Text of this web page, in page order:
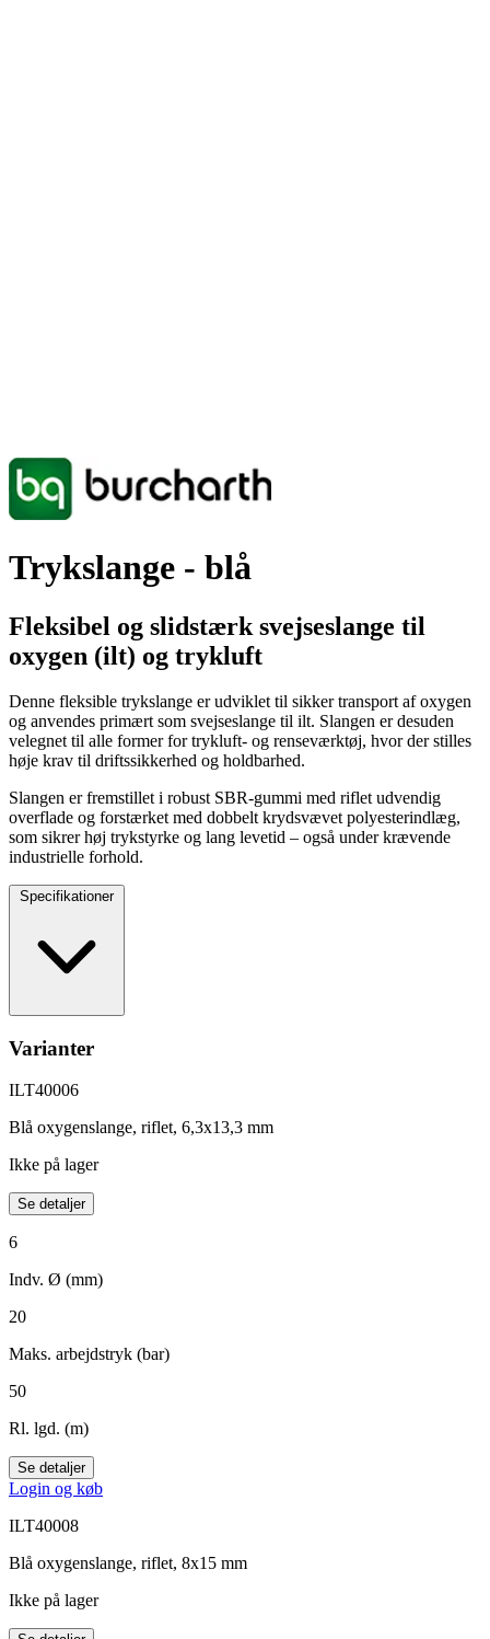
Trykslange - blå
Fleksibel og slidstærk svejseslange til
oxygen (ilt) og trykluft
Denne fleksible trykslange er udviklet til sikker transport af oxygen
og anvendes primært som svejseslange til ilt. Slangen er desuden
velegnet til alle former for trykluft- og renseværktøj, hvor der stilles
høje krav til driftssikkerhed og holdbarhed.
Slangen er fremstillet i robust SBR-gummi med riflet udvendig
overflade og forstærket med dobbelt krydsvævet polyesterindlæg,
som sikrer høj trykstyrke og lang levetid – også under krævende
industrielle forhold.
Specifikationer
Varianter
ILT40006
Blå oxygenslange, riflet, 6,3x13,3 mm
Ikke på lager
Se detaljer
6
Indv. Ø (mm)
20
Maks. arbejdstryk (bar)
50
Rl. lgd. (m)
Se detaljer
Login og køb
ILT40008
Blå oxygenslange, riflet, 8x15 mm
Ikke på lager